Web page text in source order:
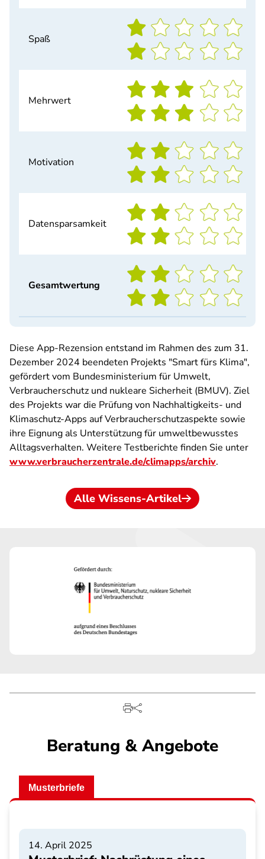
Spaß
Mehrwert
Motivation
Datensparsamkeit
Gesamtwertung
Diese App-Rezension entstand im Rahmen des zum 31.
Dezember 2024 beendeten Projekts "Smart fürs Klima",
gefördert vom Bundesministerium für Umwelt,
Verbraucherschutz und nukleare Sicherheit (BMUV). Ziel
des Projekts war die Prüfung von Nachhaltigkeits- und
Klimaschutz-Apps auf Verbraucherschutzaspekte sowie
ihre Eignung als Unterstützung für umweltbewusstes
Alltagsverhalten. Weitere Testberichte finden Sie unter
www.verbraucherzentrale.de/climapps/archiv.
Alle Wissens-Artikel
Beratung & Angebote
Musterbriefe
14. April 2025